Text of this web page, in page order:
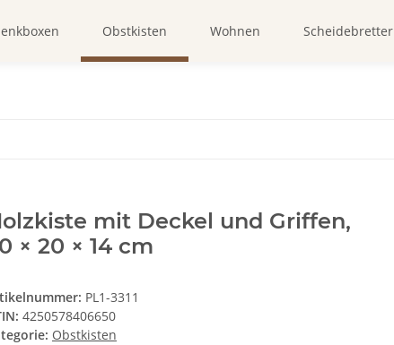
Obstkisten Wohnen Scheidebretter
mit Deckel und Griffen,
× 20 × 14 cm
PL1-3311
4250578406650
Obstkisten